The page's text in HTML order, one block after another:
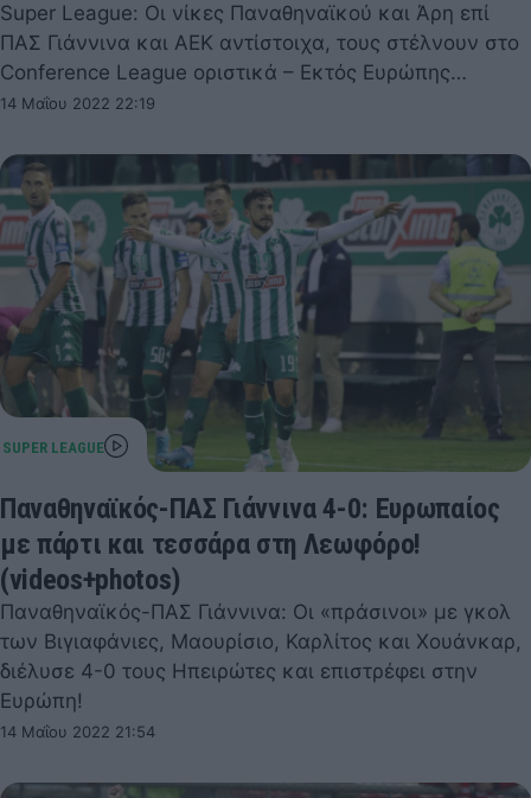
Super League: Οι νίκες Παναθηναϊκού και Άρη επί
ΠΑΣ Γιάννινα και ΑΕΚ αντίστοιχα, τους στέλνουν στο
Conference League οριστικά – Εκτός Ευρώπης…
14 Μαΐου 2022 22:19
Παναθηναϊκός-ΠΑΣ Γιάννινα 4-0: Ευρωπαίος
με πάρτι και τεσσάρα στη Λεωφόρο!
(videos+photos)
Παναθηναϊκός-ΠΑΣ Γιάννινα: Οι «πράσινοι» με γκολ
των Βιγιαφάνιες, Μαουρίσιο, Καρλίτος και Χουάνκαρ,
διέλυσε 4-0 τους Ηπειρώτες και επιστρέφει στην
Ευρώπη!
14 Μαΐου 2022 21:54